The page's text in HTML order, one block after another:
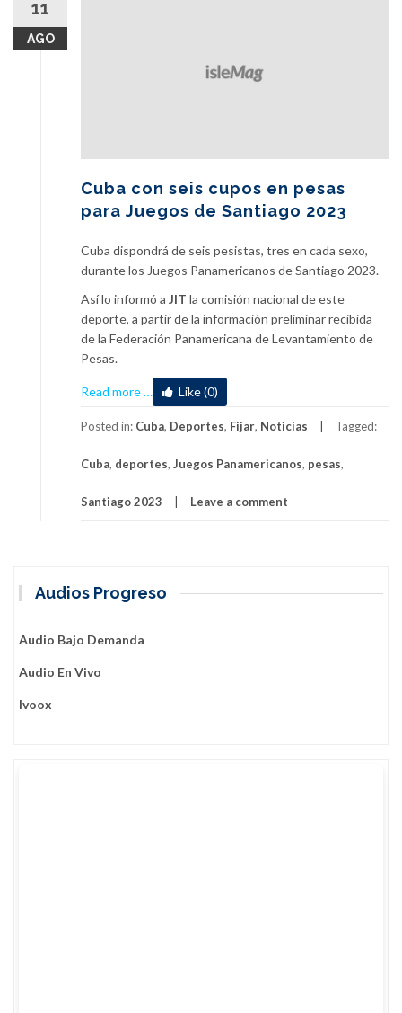
11
AGO
Cuba con seis cupos en pesas
para Juegos de Santiago 2023
Cuba dispondrá de seis pesistas, tres en cada sexo,
durante los Juegos Panamericanos de Santiago 2023.
Así lo informó a JIT la comisión nacional de este
deporte, a partir de la información preliminar recibida
de la Federación Panamericana de Levantamiento de
Pesas.
Read more
about
Cuba
con
cupos
pesas
2023
… Like (0)
Posted in: Cuba, Deportes, Fijar, Noticias Tagged:
Cuba, deportes, Juegos Panamericanos, pesas,
Santiago 2023 Leave a comment
Audios Progreso
Audio Bajo Demanda
Audio En Vivo
Ivoox